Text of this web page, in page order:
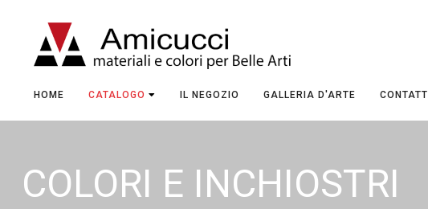
HOME CATALOGO IL NEGOZIO GALLERIA D'ARTE CONTATTI
COLORI E INCHIOSTRI